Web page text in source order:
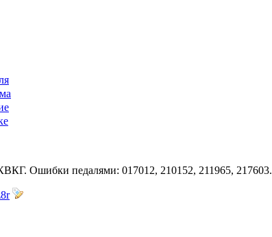
Ошибки педалями: 017012, 210152, 211965, 217603.